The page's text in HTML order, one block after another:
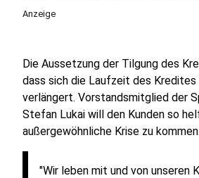
Anzeige
Die Aussetzung der Tilgung des
dass sich die Laufzeit des Kredites
verlängert. Vorstandsmitglied der
Stefan Lukai will den Kunden so
außergewöhnliche Krise zu kommen.
"Wir leben mit und von unseren